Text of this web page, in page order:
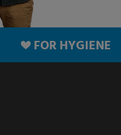
FOR HYGIENE